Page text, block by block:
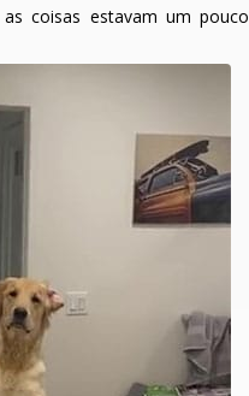
coisas estavam um pouco